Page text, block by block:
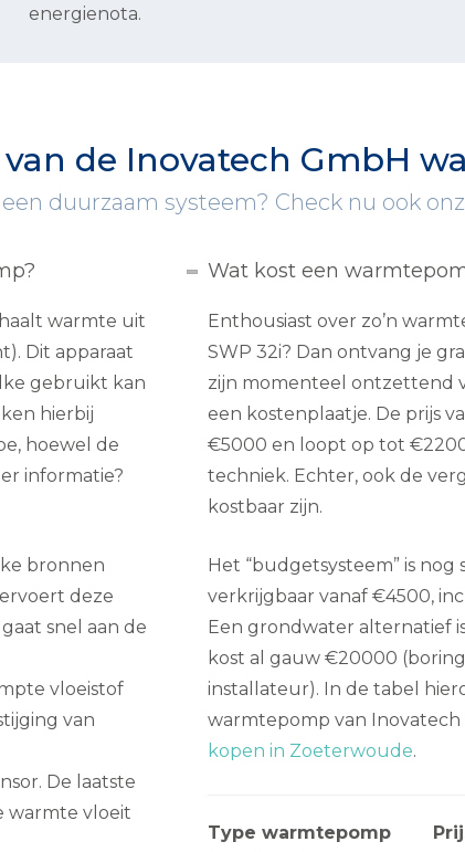
energienota.
de Inovatech GmbH
duurzaam systeem? Check nu ook
warmte uit
Dit apparaat
gebruikt kan
hierbij
hoewel de
informatie?
bronnen
deze
snel aan de
vloeistof
van
De laatste
warmte vloeit
Wat kost een
Enthousiast over zo’n
SWP 32i? Dan ontvang je
zijn momenteel ontzettend
een kostenplaatje. De prijs
€5000 en loopt op tot
techniek. Echter, ook de
kostbaar zijn.
Het “budgetsysteem” is nog
verkrijgbaar vanaf €4500,
Een grondwater alternatief
kost al gauw €20000
installateur). In de tabel
warmtepomp van
kopen in Zoeterwoude.
Type warmtepomp